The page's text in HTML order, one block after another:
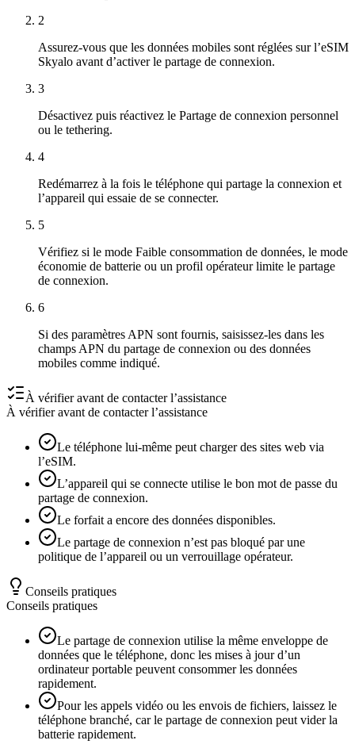
2
Assurez-vous que les données mobiles sont réglées sur l’eSIM
Skyalo avant d’activer le partage de connexion.
3
Désactivez puis réactivez le Partage de connexion personnel
ou le tethering.
4
Redémarrez à la fois le téléphone qui partage la connexion et
l’appareil qui essaie de se connecter.
5
Vérifiez si le mode Faible consommation de données, le mode
économie de batterie ou un profil opérateur limite le partage
de connexion.
6
Si des paramètres APN sont fournis, saisissez-les dans les
champs APN du partage de connexion ou des données
mobiles comme indiqué.
À vérifier avant de contacter l’assistance
À vérifier avant de contacter l’assistance
Le téléphone lui-même peut charger des sites web via
l’eSIM.
L’appareil qui se connecte utilise le bon mot de passe du
partage de connexion.
Le forfait a encore des données disponibles.
Le partage de connexion n’est pas bloqué par une
politique de l’appareil ou un verrouillage opérateur.
Conseils pratiques
Conseils pratiques
Le partage de connexion utilise la même enveloppe de
données que le téléphone, donc les mises à jour d’un
ordinateur portable peuvent consommer les données
rapidement.
Pour les appels vidéo ou les envois de fichiers, laissez le
téléphone branché, car le partage de connexion peut vider la
batterie rapidement.